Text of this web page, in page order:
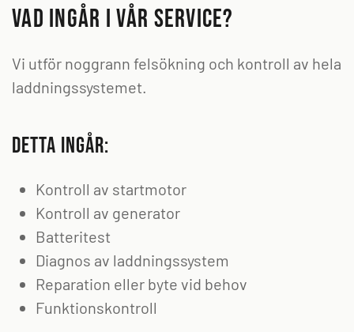
Vad ingår i vår service?
Vi utför noggrann felsökning och kontroll av hela
laddningssystemet.
Detta ingår:
Kontroll av startmotor
Kontroll av generator
Batteritest
Diagnos av laddningssystem
Reparation eller byte vid behov
Funktionskontroll